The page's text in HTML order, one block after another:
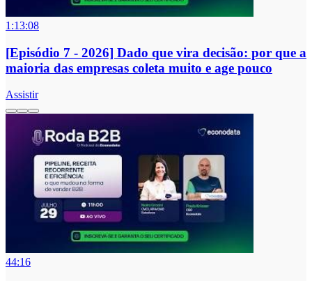
1:13:08
[Episódio 7 - 2026] Dado que vira decisão: por que a
maioria das empresas coleta muito e age pouco
Assistir
44:16